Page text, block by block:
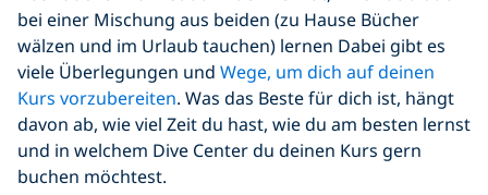
bei einer Mischung aus beiden (zu Hause Bücher
wälzen und im Urlaub tauchen) lernen Dabei gibt es
viele Überlegungen und Wege, um dich auf deinen
Kurs vorzubereiten. Was das Beste für dich ist, hängt
davon ab, wie viel Zeit du hast, wie du am besten lernst
und in welchem Dive Center du deinen Kurs gern
buchen möchtest.